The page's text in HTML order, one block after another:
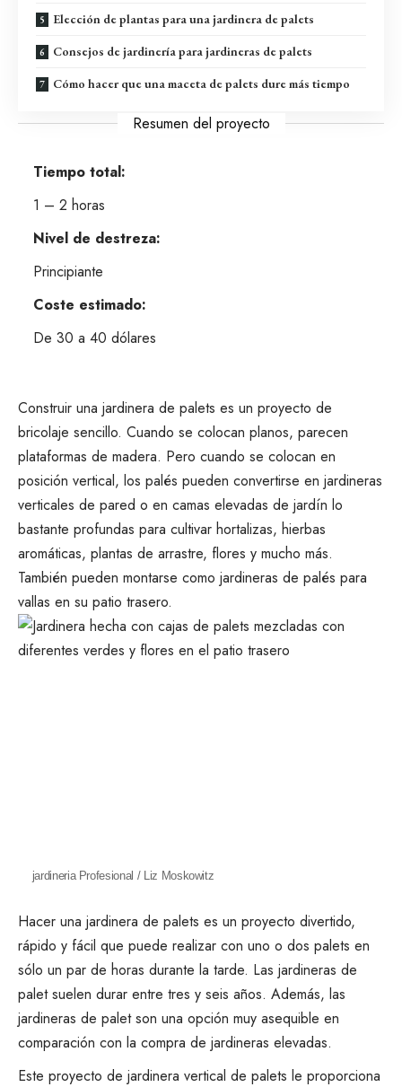
Elección de plantas para una jardinera de palets
Consejos de jardinería para jardineras de palets
Cómo hacer que una maceta de palets dure más tiempo
Resumen del proyecto
Tiempo total:
1 – 2 horas
Nivel de destreza:
Principiante
Coste estimado:
De 30 a 40 dólares
Construir una jardinera de palets es un proyecto de
bricolaje sencillo. Cuando se colocan planos, parecen
plataformas de madera. Pero cuando se colocan en
posición vertical, los palés pueden convertirse en jardineras
verticales de pared o en camas elevadas de jardín lo
bastante profundas para cultivar hortalizas, hierbas
aromáticas, plantas de arrastre, flores y mucho más.
También pueden montarse como jardineras de palés para
vallas en su patio trasero.
jardineria Profesional / Liz Moskowitz
Hacer una jardinera de palets es un proyecto divertido,
rápido y fácil que puede realizar con uno o dos palets en
sólo un par de horas durante la tarde. Las jardineras de
palet suelen durar entre tres y seis años. Además, las
jardineras de palet son una opción muy asequible en
comparación con la compra de jardineras elevadas.
Este proyecto de jardinera vertical de palets le proporciona